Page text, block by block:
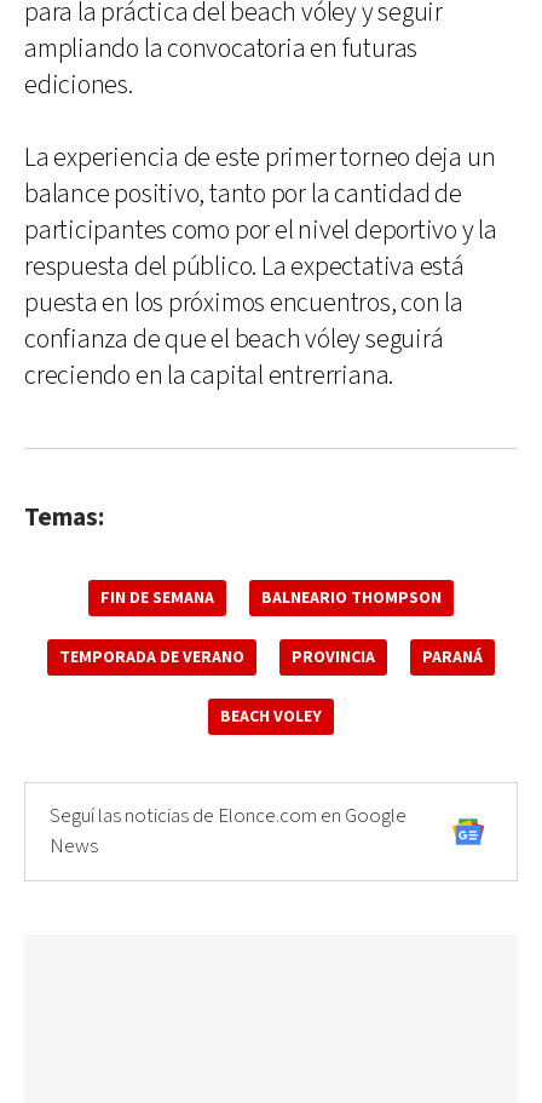
para la práctica del beach vóley y seguir
ampliando la convocatoria en futuras
ediciones.
La experiencia de este primer torneo deja un
balance positivo, tanto por la cantidad de
participantes como por el nivel deportivo y la
respuesta del público. La expectativa está
puesta en los próximos encuentros, con la
confianza de que el beach vóley seguirá
creciendo en la capital entrerriana.
Temas:
FIN DE SEMANA BALNEARIO THOMPSON
TEMPORADA DE VERANO PROVINCIA PARANÁ
BEACH VOLEY
Seguí las noticias de Elonce.com en Google
News